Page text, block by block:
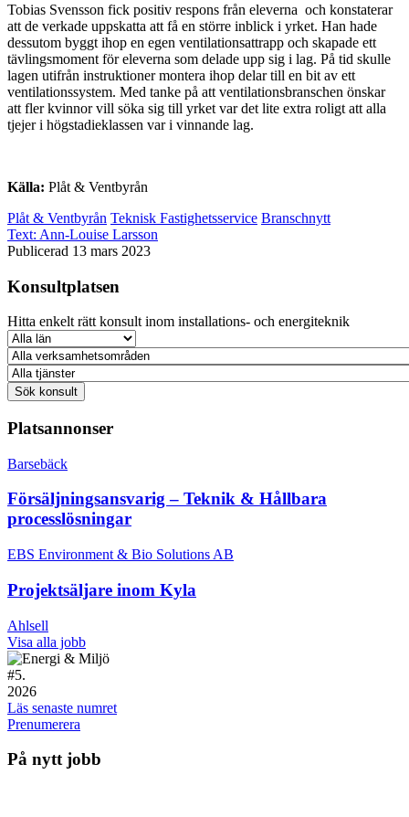
Tobias Svensson fick positiv respons från eleverna och konstaterar
att de verkade uppskatta att få en större inblick i yrket. Han hade
dessutom byggt ihop en egen ventilationsattrapp och skapade ett
tävlingsmoment för eleverna som delade upp sig i lag. På tid skulle
lagen utifrån instruktioner montera ihop delar till en bit av ett
ventilationssystem. Med tanke på att ventilationsbranschen önskar
att fler kvinnor vill söka sig till yrket var det lite extra roligt att alla
tjejer i högstadieklassen var i vinnande lag.
Källa: Plåt & Ventbyrån
Plåt & Ventbyrån Teknisk Fastighetsservice Branschnytt
Text: Ann-Louise Larsson
Publicerad 13 mars 2023
Konsultplatsen
Hitta enkelt rätt konsult inom installations- och energiteknik
Platsannonser
Barsebäck
Försäljningsansvarig – Teknik & Hållbara
processlösningar
EBS Environment & Bio Solutions AB
Projektsäljare inom Kyla
Ahlsell
Visa alla jobb
#5.
2026
Läs senaste numret
Prenumerera
På nytt jobb